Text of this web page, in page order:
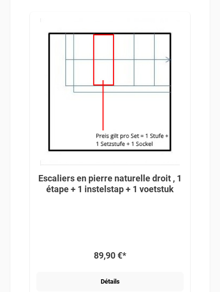
Escaliers en pierre naturelle droit , 1
étape + 1 instelstap + 1 voetstuk
89,90 €*
Détails